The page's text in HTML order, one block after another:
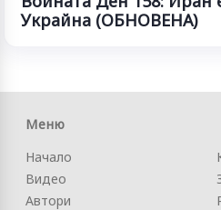
Украйна (ОБНОВЕНА)
Меню
Начало
Видео
Автори